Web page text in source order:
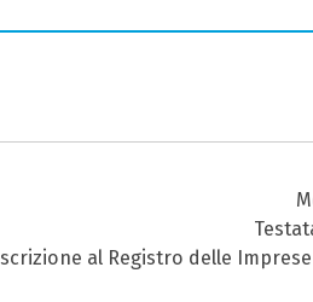
Iscrizione al Registro delle Imprese